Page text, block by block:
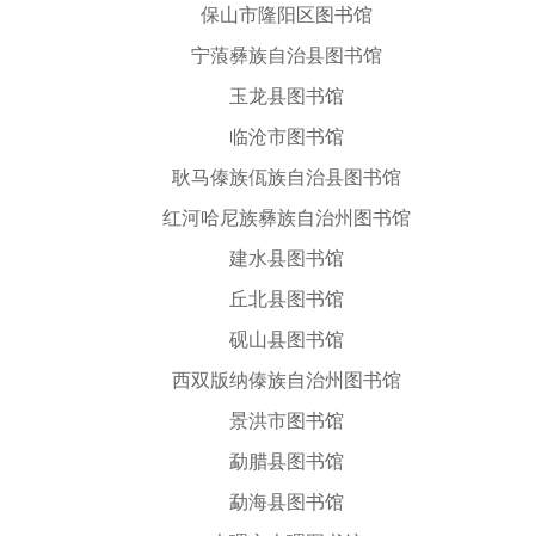
保山市隆阳区图书馆
宁蒗彝族自治县图书馆
玉龙县图书馆
临沧市图书馆
耿马傣族佤族自治县图书馆
红河哈尼族彝族自治州图书馆
建水县图书馆
丘北县图书馆
砚山县图书馆
西双版纳傣族自治州图书馆
景洪市图书馆
勐腊县图书馆
勐海县图书馆